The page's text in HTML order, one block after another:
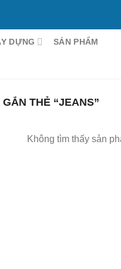
DỰNG SẢN PHẨM
THẺ “JEANS”
Không tìm thấy sản